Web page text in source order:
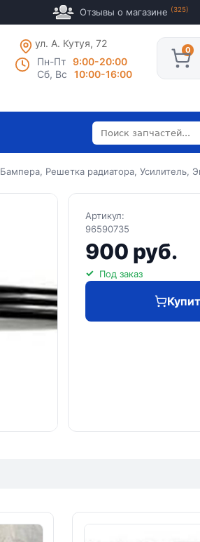
Отзывы о магазине (325)
ул. А. Кутуя, 72
Пн-Пт
9:00-20:00
Сб, Вс
10:00-16:00
Бампера, Решетка радиатора, Усилитель,
Артикул:
96590735
900 руб.
Под заказ